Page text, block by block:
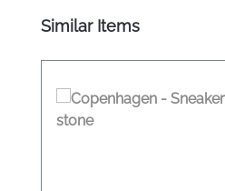
Produktgalerie überspringen
Similar Items